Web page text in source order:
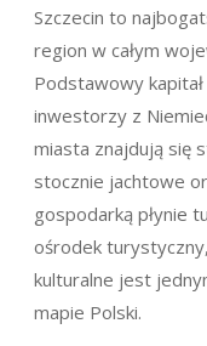
Szczecin to
region w całym
Podstawowy
inwestorzy z
miasta znajdują się
stocznie jachtowe
gospodarką płynie
ośrodek
kulturalne jest
mapie Polski.